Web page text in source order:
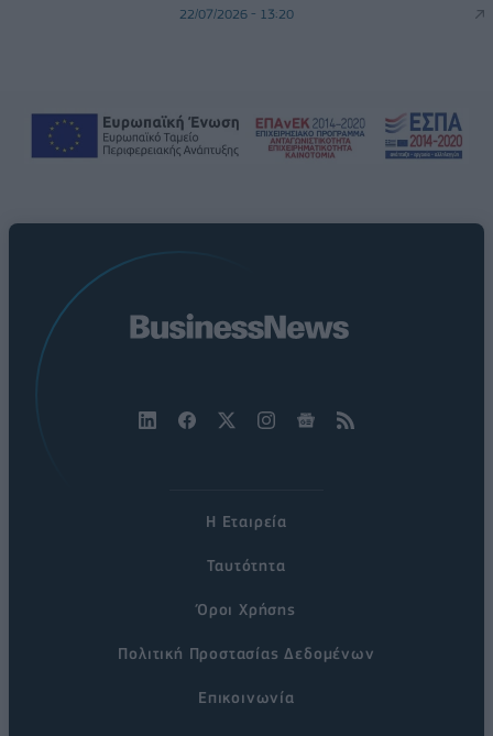
22/07/2026 - 13:20
Η Εταιρεία
Ταυτότητα
Όροι Χρήσης
Πολιτική Προστασίας Δεδομένων
Επικοινωνία